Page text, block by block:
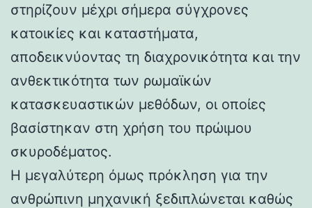
στηρίζουν μέχρι σήμερα σύγχρονες
κατοικίες και καταστήματα,
αποδεικνύοντας τη διαχρονικότητα και την
ανθεκτικότητα των ρωμαϊκών
κατασκευαστικών μεθόδων, οι οποίες
βασίστηκαν στη χρήση του πρώιμου
σκυροδέματος.
Η μεγαλύτερη όμως πρόκληση για την
ανθρώπινη μηχανική ξεδιπλώνεται καθώς